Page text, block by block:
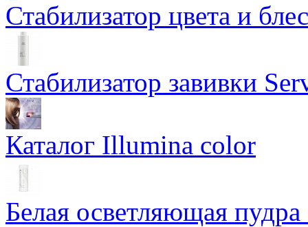
Стабилизатор цвета и
Стабилизатор завивки
Каталог Illumina color
Белая осветляющая